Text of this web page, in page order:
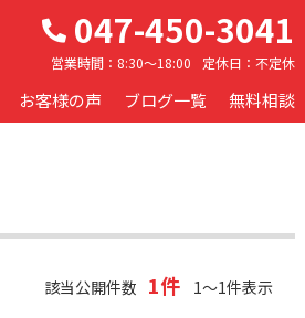
047-450-3041
営業時間： 8:30～18:00 定休日： 不定休
お客様の声 ブログ一覧 無料相談
該当公開件数 1件 1～1件表示